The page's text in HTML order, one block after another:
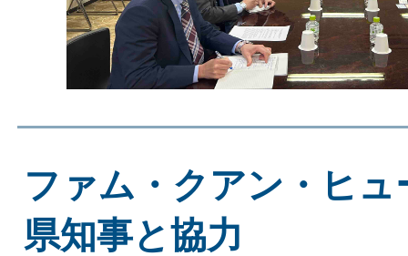
ファム・クアン・ヒュ
県知事と協力